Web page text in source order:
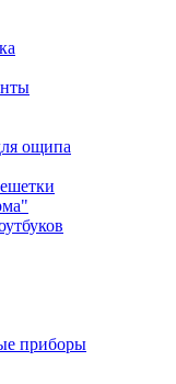
ощипа
приборы